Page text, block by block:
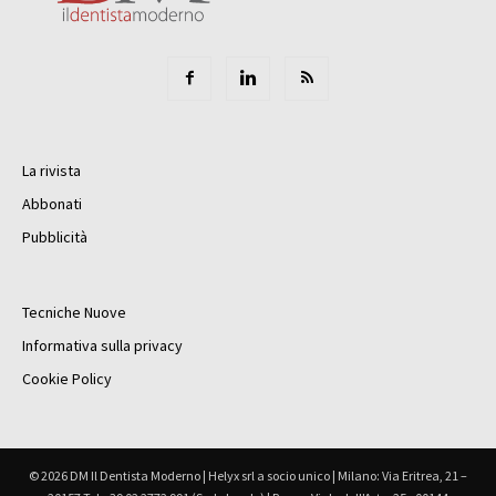
La rivista
Abbonati
Pubblicità
Tecniche Nuove
Informativa sulla privacy
Cookie Policy
© 2026 DM Il Dentista Moderno | Helyx srl a socio unico | Milano: Via Eritrea, 21 –